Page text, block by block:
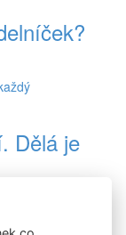
Dělá je